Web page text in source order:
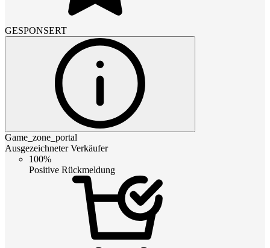
GESPONSERT
Game_zone_portal
Ausgezeichneter Verkäufer
100%
Positive Rückmeldung